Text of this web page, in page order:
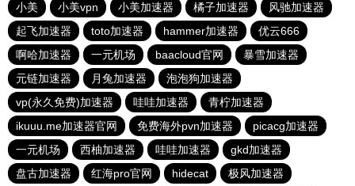
小美
小美vpn 小美加速器 橘子加速器
风驰加速器
起飞加速器
toto加速器 hammer加速器
优云666
啊哈加速器
一元机场 baacloud官网
暴雪加速器
元链加速器
月兔加速器
泡泡狗加速器
vp(永久免费)加速器
哇哇加速器
青柠加速器
ikuuu.me加速器官网
免费海外pvn加速器
picacg加速器
一元机场
西柚加速器 哇哇加速器
gkd加速器
盘古加速器
红海pro官网 hidecat
极风加速器